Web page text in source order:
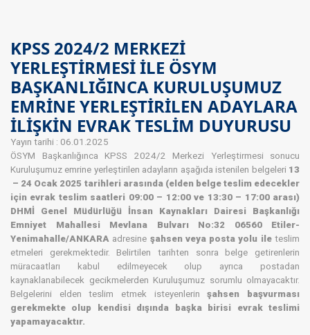
KPSS 2024/2 MERKEZİ
YERLEŞTİRMESİ İLE ÖSYM
BAŞKANLIĞINCA KURULUŞUMUZ
EMRİNE YERLEŞTİRİLEN ADAYLARA
İLİŞKİN EVRAK TESLİM DUYURUSU
Yayın tarihi : 06.01.2025
ÖSYM Başkanlığınca KPSS 2024/2 Merkezi Yerleştirmesi sonucu
Kuruluşumuz emrine yerleştirilen adayların aşağıda istenilen belgeleri 13
– 24 Ocak 2025 tarihleri arasında (elden belge teslim edecekler
için evrak teslim saatleri 09:00 – 12:00 ve 13:30 – 17:00 arası)
DHMİ Genel Müdürlüğü İnsan Kaynakları Dairesi Başkanlığı
Emniyet Mahallesi Mevlana Bulvarı No:32 06560 Etiler-
Yenimahalle/ANKARA adresine şahsen veya posta yolu ileteslim
etmeleri gerekmektedir. Belirtilen tarihten sonra belge getirenlerin
müracaatları kabul edilmeyecek olup ayrıca postadan
kaynaklanabilecek gecikmelerden Kuruluşumuz sorumlu olmayacaktır.
Belgelerini elden teslim etmek isteyenlerinşahsen başvurması
gerekmekte olup kendisi dışında başka birisi evrak teslimi
yapamayacaktır.